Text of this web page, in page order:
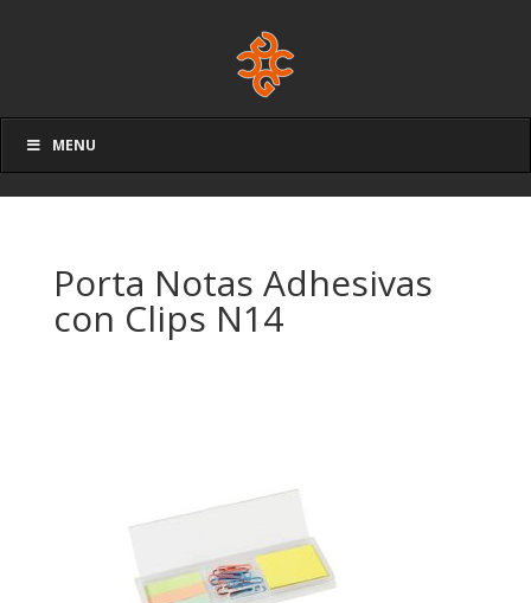
MENU
Porta Notas Adhesivas
con Clips N14